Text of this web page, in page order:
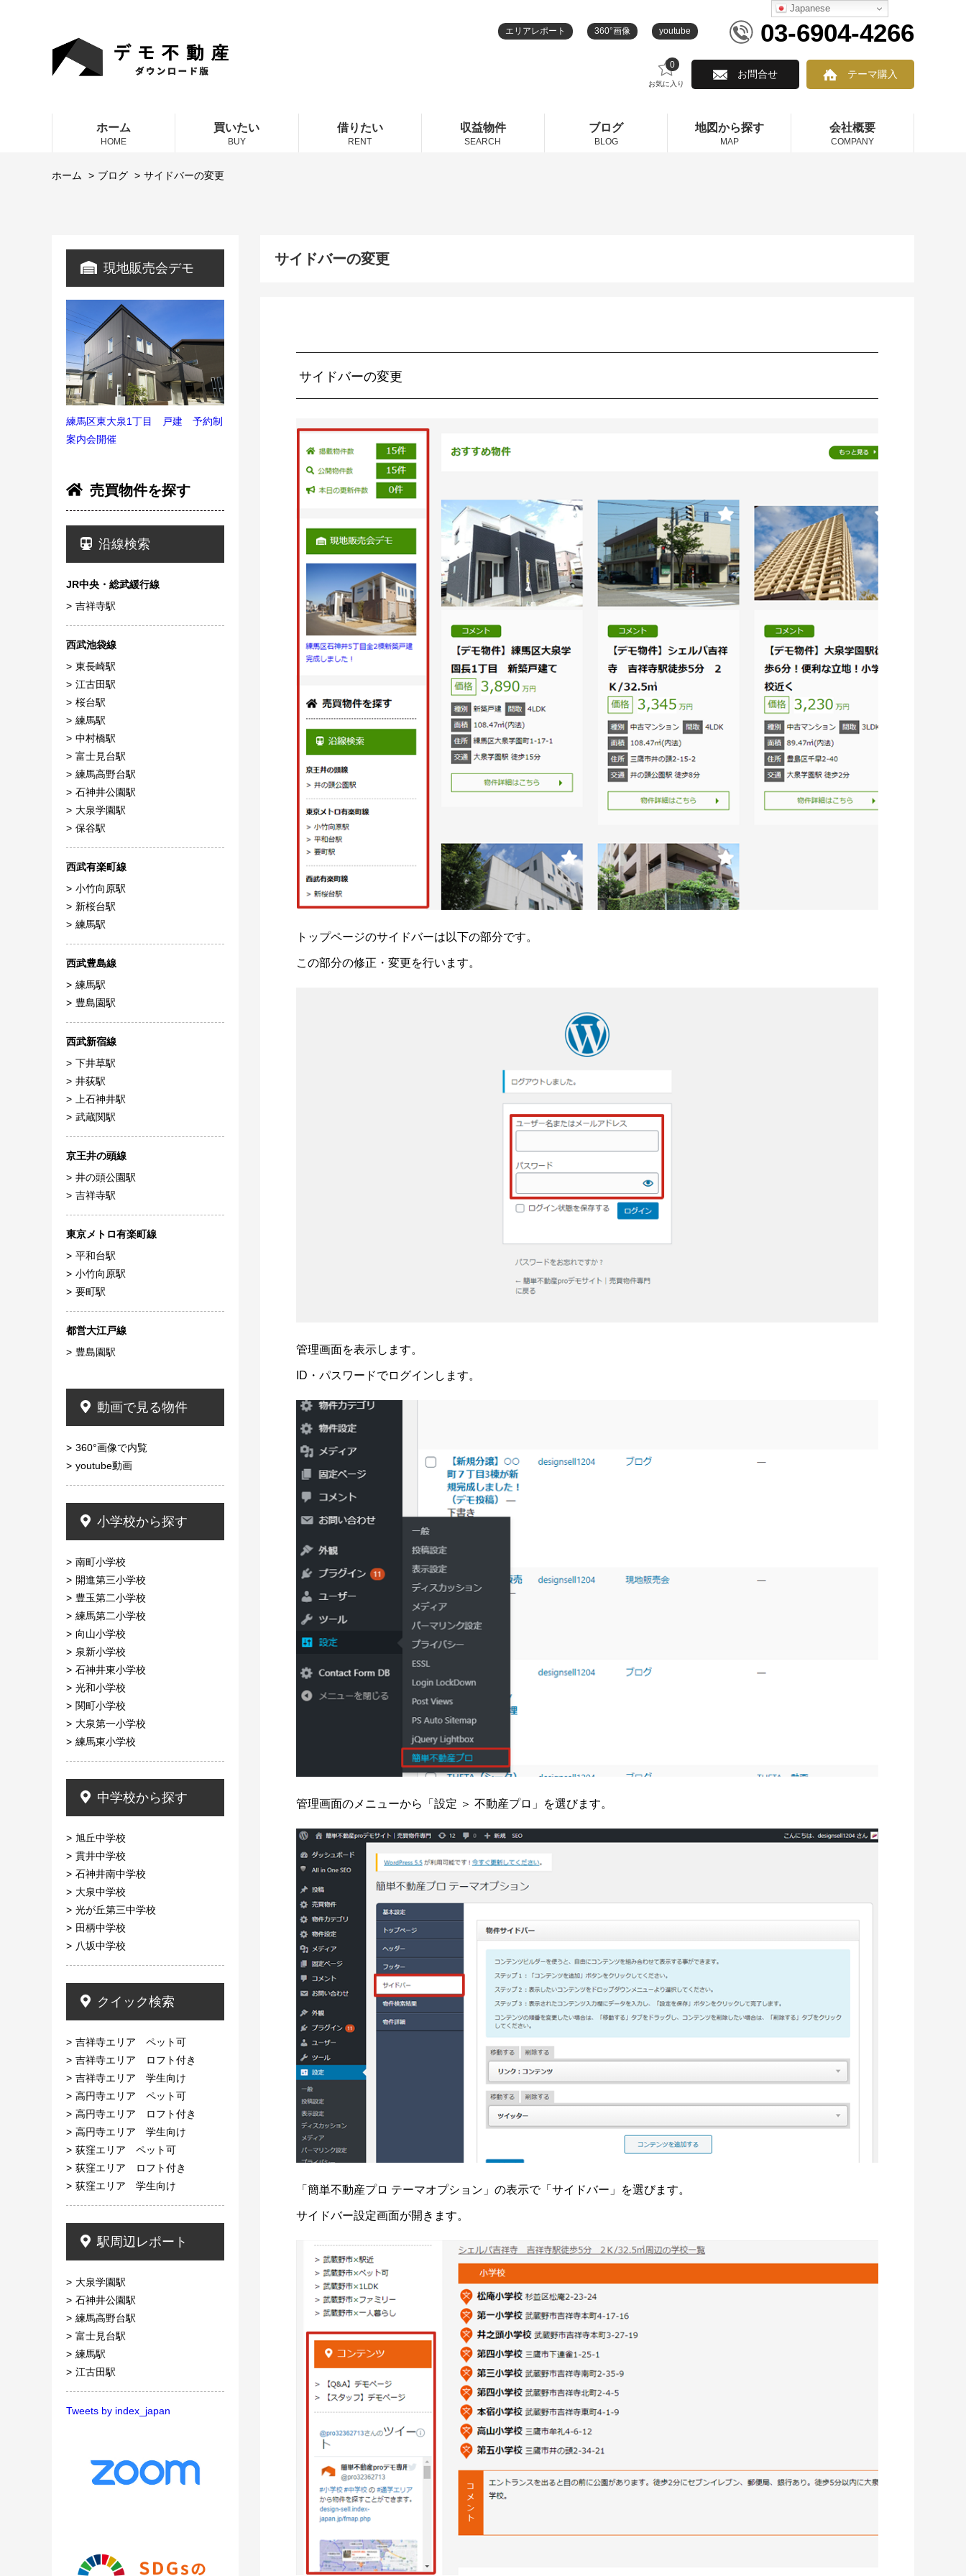
エリアレポート 360°画像 youtube 03-6904-4266
0
お気に入り
お問合せ テーマ購入
ホーム
HOME
買いたい
BUY
借りたい
RENT
収益物件
SEARCH
ブログ
BLOG
地図から探す
MAP
会社概要
COMPANY
ホーム ブログ サイドバーの変更
現地販売会デモ
練馬区東大泉1丁目 戸建 予約制
案内会開催
売買物件を探す
沿線検索
JR中央・総武緩行線
吉祥寺駅
西武池袋線
東長崎駅
江古田駅
桜台駅
練馬駅
中村橋駅
富士見台駅
練馬高野台駅
石神井公園駅
大泉学園駅
保谷駅
西武有楽町線
小竹向原駅
新桜台駅
練馬駅
西武豊島線
練馬駅
豊島園駅
西武新宿線
下井草駅
井荻駅
上石神井駅
武蔵関駅
京王井の頭線
井の頭公園駅
吉祥寺駅
東京メトロ有楽町線
平和台駅
小竹向原駅
要町駅
都営大江戸線
豊島園駅
動画で見る物件
360°画像で内覧
youtube動画
小学校から探す
南町小学校
開進第三小学校
豊玉第二小学校
練馬第二小学校
向山小学校
泉新小学校
石神井東小学校
光和小学校
関町小学校
大泉第一小学校
練馬東小学校
中学校から探す
旭丘中学校
貫井中学校
石神井南中学校
大泉中学校
光が丘第三中学校
田柄中学校
八坂中学校
クイック検索
吉祥寺エリア ペット可
吉祥寺エリア ロフト付き
吉祥寺エリア 学生向け
高円寺エリア ペット可
高円寺エリア ロフト付き
高円寺エリア 学生向け
荻窪エリア ペット可
荻窪エリア ロフト付き
荻窪エリア 学生向け
駅周辺レポート
大泉学園駅
石神井公園駅
練馬高野台駅
富士見台駅
練馬駅
江古田駅
Tweets by index_japan
サイドバーの変更
サイドバーの変更
トップページのサイドバーは以下の部分です。
この部分の修正・変更を行います。
管理画面を表示します。
ID・パスワードでログインします。
管理画面のメニューから「設定 ＞ 不動産プロ」を選びます。
「簡単不動産プロ テーマオプション」の表示で「サイドバー」を選びます。
サイドバー設定画面が開きます。
Japanese